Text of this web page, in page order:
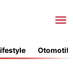
Otomotif